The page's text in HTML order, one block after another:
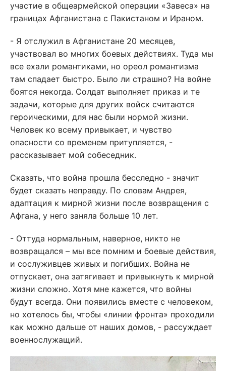
участие в общеармейской операции «Завеса» на
границах Афганистана с Пакистаном и Ираном.
- Я отслужил в Афганистане 20 месяцев,
участвовал во многих боевых действиях. Туда мы
все ехали романтиками, но ореол романтизма
там спадает быстро. Было ли страшно? На войне
боятся некогда. Солдат выполняет приказ и те
задачи, которые для других войск считаются
героическими, для нас были нормой жизни.
Человек ко всему привыкает, и чувство
опасности со временем притупляется, -
рассказывает мой собеседник.
Сказать, что война прошла бесследно - значит
будет сказать неправду. По словам Андрея,
адаптация к мирной жизни после возвращения с
Афгана, у него заняла больше 10 лет.
- Оттуда нормальным, наверное, никто не
возвращался – мы все помним и боевые действия,
и сослуживцев живых и погибших. Война не
отпускает, она затягивает и привыкнуть к мирной
жизни сложно. Хотя мне кажется, что войны
будут всегда. Они появились вместе с человеком,
но хотелось бы, чтобы «линии фронта» проходили
как можно дальше от наших домов, - рассуждает
военнослужащий.